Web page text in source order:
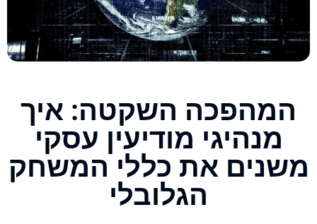
המהפכה השקטה: איך
מנהיגי מודיעין עסקי
משנים את כללי המשחק
הגלובלי